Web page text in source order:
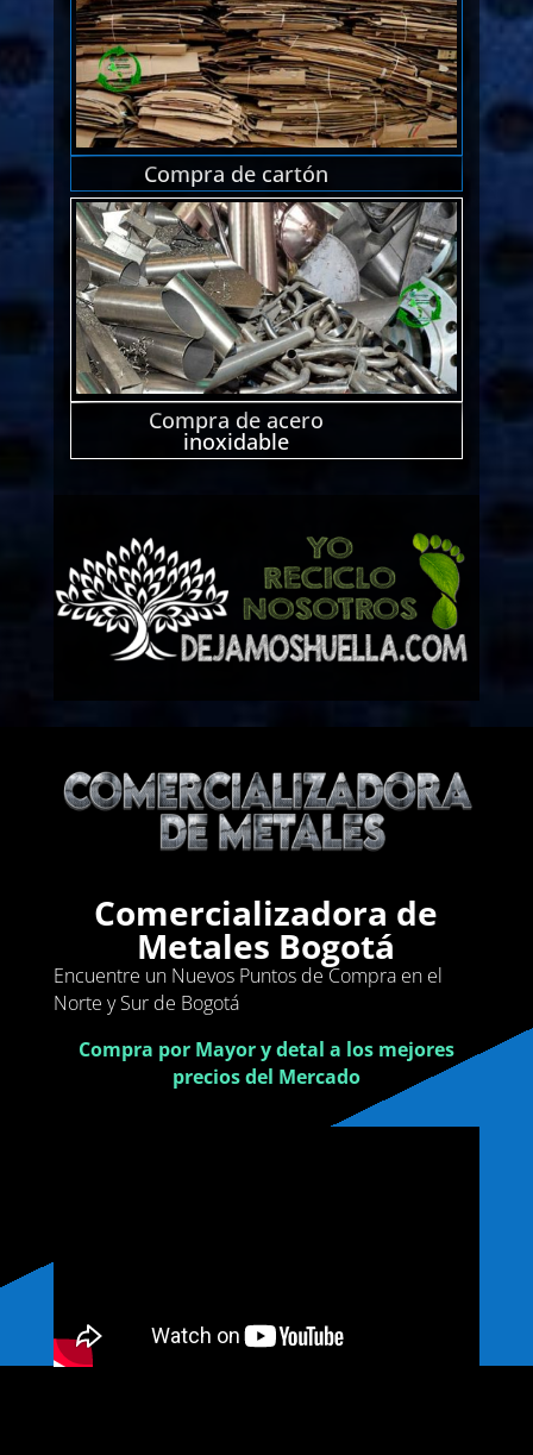
Compra de cartón
Compra de acero
inoxidable
Comercializadora de
Metales Bogotá
Encuentre un Nuevos Puntos de Compra en el
Norte y Sur de Bogotá
Compra por Mayor y detal a los mejores
precios del Mercado